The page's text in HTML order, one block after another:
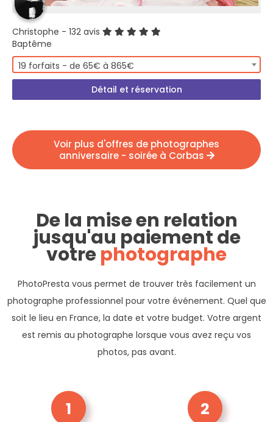
Christophe - 132 avis
Baptême
19 forfaits - de 65€ à 865€
Détail et réservation
Voir plus d'offres de photographes
anniversaire - soirée à Corbas
De la mise en relation
jusqu'au paiement de
votrephotographe
PhotoPresta vous permet de trouver très facilement un
photographe professionnel pour votre événement. Quel que
soit le lieu en France, la date et votre budget. Votre argent
est remis au photographe lorsque vous avez reçu vos
photos, pas avant.
1 2